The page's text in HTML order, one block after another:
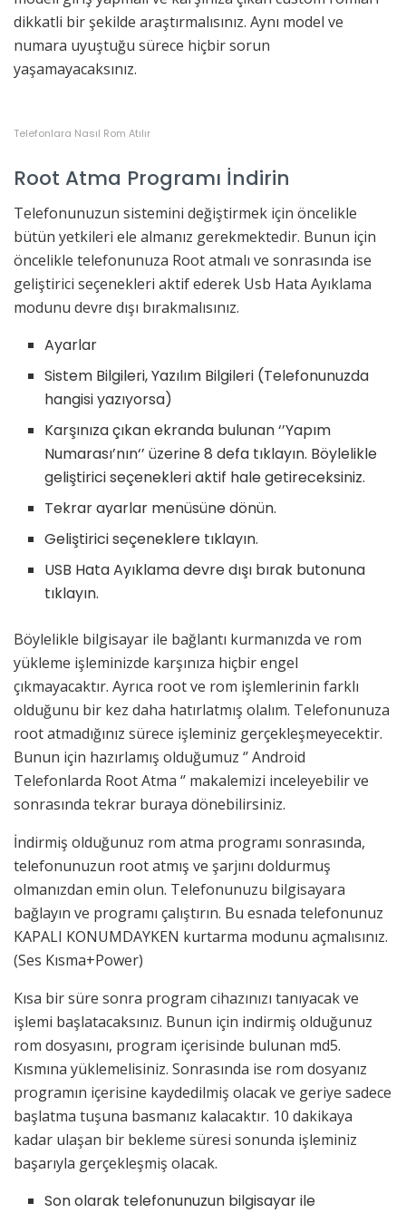
dikkatli bir şekilde araştırmalısınız. Aynı model ve
numara uyuştuğu sürece hiçbir sorun
yaşamayacaksınız.
Telefonlara Nasıl Rom Atılır
Root Atma Programı İndirin
Telefonunuzun sistemini değiştirmek için öncelikle
bütün yetkileri ele almanız gerekmektedir. Bunun için
öncelikle telefonunuza Root atmalı ve sonrasında ise
geliştirici seçenekleri aktif ederek Usb Hata Ayıklama
modunu devre dışı bırakmalısınız.
Ayarlar
Sistem Bilgileri, Yazılım Bilgileri (Telefonunuzda
hangisi yazıyorsa)
Karşınıza çıkan ekranda bulunan ‘’Yapım
Numarası’nın‘’ üzerine 8 defa tıklayın. Böylelikle
geliştirici seçenekleri aktif hale getireceksiniz.
Tekrar ayarlar menüsüne dönün.
Geliştirici seçeneklere tıklayın.
USB Hata Ayıklama devre dışı bırak butonuna
tıklayın.
Böylelikle bilgisayar ile bağlantı kurmanızda ve rom
yükleme işleminizde karşınıza hiçbir engel
çıkmayacaktır. Ayrıca root ve rom işlemlerinin farklı
olduğunu bir kez daha hatırlatmış olalım. Telefonunuza
root atmadığınız sürece işleminiz gerçekleşmeyecektir.
Bunun için hazırlamış olduğumuz ‘’ Android
Telefonlarda Root Atma ‘’ makalemizi inceleyebilir ve
sonrasında tekrar buraya dönebilirsiniz.
İndirmiş olduğunuz rom atma programı sonrasında,
telefonunuzun root atmış ve şarjını doldurmuş
olmanızdan emin olun. Telefonunuzu bilgisayara
bağlayın ve programı çalıştırın. Bu esnada telefonunuz
KAPALI KONUMDAYKEN kurtarma modunu açmalısınız.
(Ses Kısma+Power)
Kısa bir süre sonra program cihazınızı tanıyacak ve
işlemi başlatacaksınız. Bunun için indirmiş olduğunuz
rom dosyasını, program içerisinde bulunan md5.
Kısmına yüklemelisiniz. Sonrasında ise rom dosyanız
programın içerisine kaydedilmiş olacak ve geriye sadece
başlatma tuşuna basmanız kalacaktır. 10 dakikaya
kadar ulaşan bir bekleme süresi sonunda işleminiz
başarıyla gerçekleşmiş olacak.
Son olarak telefonunuzun bilgisayar ile